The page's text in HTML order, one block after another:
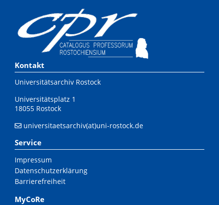
Kontakt
Universitätsarchiv Rostock
Universitätsplatz 1
18055 Rostock
universitaetsarchiv(at)uni-rostock.de
Service
Impressum
Datenschutzerklärung
Barrierefreiheit
MyCoRe